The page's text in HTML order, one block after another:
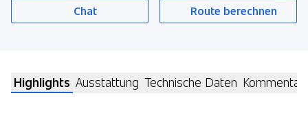
Chat Route berechnen
Highlights Ausstattung Technische Daten Kommentar